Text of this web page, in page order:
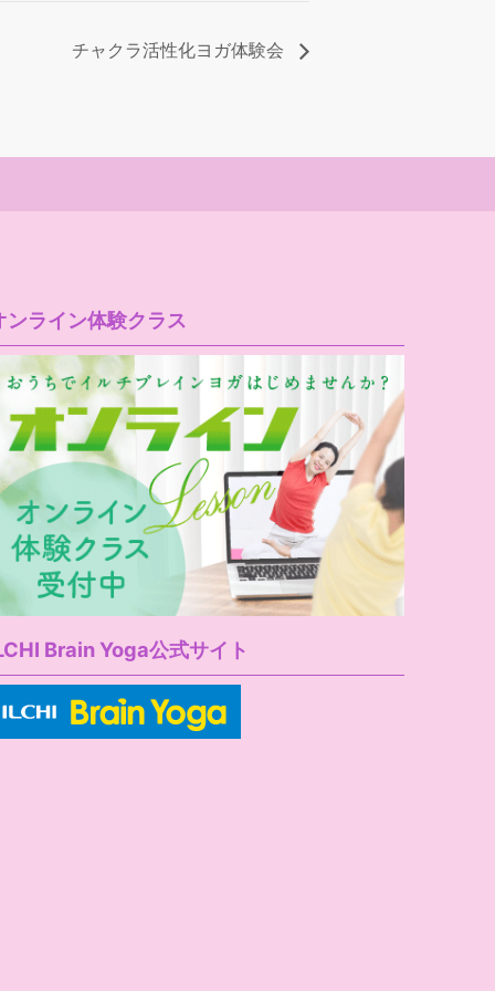
チャクラ活性化ヨガ体験会
ンライン体験クラス
Brain Yoga公式サイト